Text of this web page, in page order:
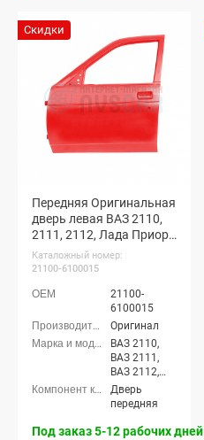
21704), Лада
Приора-2
хэтчбек (ВАЗ
Скидки
Передняя Оригинальная
дверь левая ВАЗ 2110,
2111, 2112, Лада Приора
(Кубок 171)
Каталожный номер:
21100-6100015
21100-
6100015
Оригинал
ВАЗ 2110,
ВАЗ 2111,
ВАЗ 2112,
Лада
Приора
2170), Лада
Дверь
передняя
Под заказ 5-12 рабочих дней